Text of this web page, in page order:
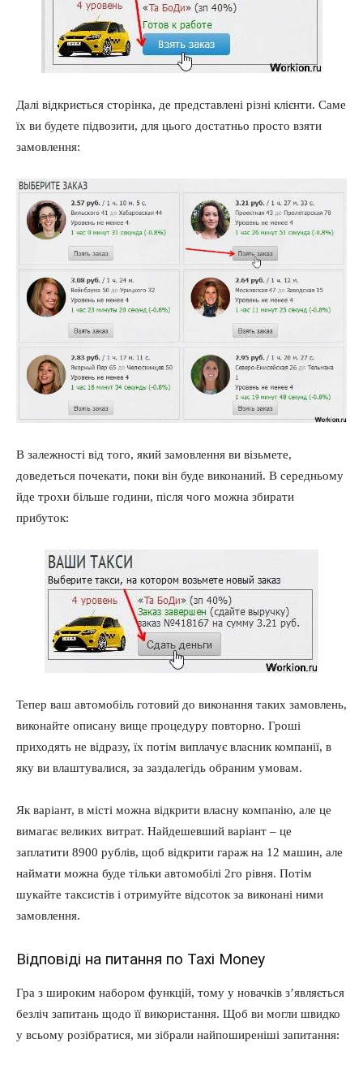
Далі відкриється сторінка, де представлені різні клієнти. Саме
їх ви будете підвозити, для цього достатньо просто взяти
замовлення:
В залежності від того, який замовлення ви візьмете,
доведеться почекати, поки він буде виконаний. В середньому
йде трохи більше години, після чого можна збирати
прибуток:
Тепер ваш автомобіль готовий до виконання таких замовлень,
виконайте описану вище процедуру повторно. Гроші
приходять не відразу, їх потім виплачує власник компанії, в
яку ви влаштувалися, за заздалегідь обраним умовам.
Як варіант, в місті можна відкрити власну компанію, але це
вимагає великих витрат. Найдешевший варіант – це
заплатити 8900 рублів, щоб відкрити гараж на 12 машин, але
наймати можна буде тільки автомобілі 2го рівня. Потім
шукайте таксистів і отримуйте відсоток за виконані ними
замовлення.
Відповіді на питання по Taxi Money
Гра з широким набором функцій, тому у новачків з’являється
безліч запитань щодо її використання. Щоб ви могли швидко
у всьому розібратися, ми зібрали найпоширеніші запитання: